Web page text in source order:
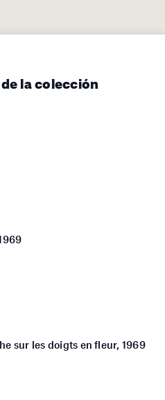
la colección
sur les doigts en fleur, 1969